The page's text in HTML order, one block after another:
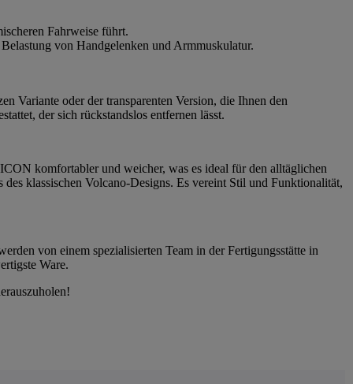
Fahrweise führt.
von Handgelenken und Armmuskulatur.
Variante oder der transparenten Version, die Ihnen den
der sich rückstandslos entfernen lässt.
komfortabler und weicher, was es ideal für den alltäglichen
klassischen Volcano-Designs. Es vereint Stil und Funktionalität,
von einem spezialisierten Team in der Fertigungsstätte in
Ware.